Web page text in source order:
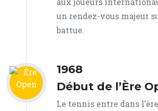
un rendez-vous majeur
battue.
1968
Début de l’Ère
Le tennis entre dans